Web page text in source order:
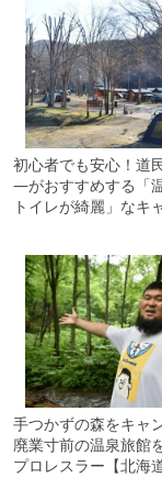
初心者でも安心！道
―がおすすめする「
トイレが綺麗」なキ
手つかずの森をキャ
廃業寸前の温泉旅館
プロレスラー【北海